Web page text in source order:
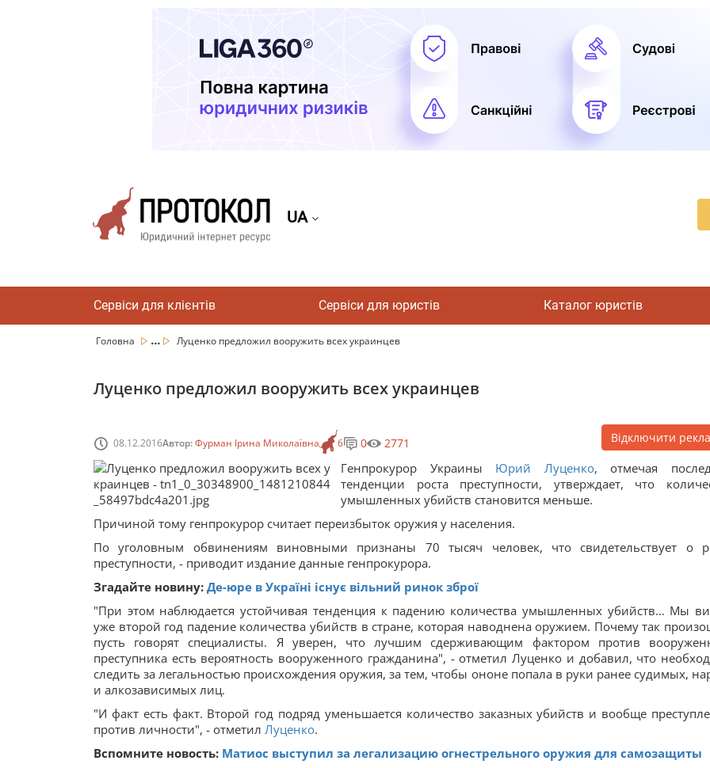
UA
Сервіси для клієнтів Сервіси для юристів Каталог юристів
Головна ... Луценко предложил вооружить всех украинцев
Луценко предложил вооружить всех украинцев
08.12.2016Автор:Фурман Ірина Миколаївна 6 0 2771 Відключити
Генпрокурор Украины Юрий Луценко, отмечая
тенденции роста преступности, утверждает, что
умышленных убийств становится меньше.
Причиной тому генпрокурор считает переизбыток оружия у населения.
По уголовным обвинениям виновными признаны 70 тысяч человек, что свидетельствует о
преступности, - приводит издание данные генпрокурора.
Згадайте новину: Де-юре в Україні існує вільний ринок зброї
"При этом наблюдается устойчивая тенденция к падению количества умышленных убийств… Мы
уже второй год падение количества убийств в стране, которая наводнена оружием. Почему так
пусть говорят специалисты. Я уверен, что лучшим сдерживающим фактором против
преступника есть вероятность вооруженного гражданина", - отметил Луценко и добавил, что
следить за легальностью происхождения оружия, за тем, чтобы ононе попала в руки ранее судимых,
и алкозависимых лиц.
"И факт есть факт. Второй год подряд уменьшается количество заказных убийств и вообще
против личности", - отметил Луценко.
Вспомните новость: Матиос выступил за легализацию огнестрельного оружия для самозащиты